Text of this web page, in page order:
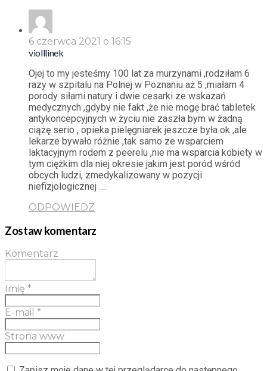
6 czerwca 2021 o 16:15
violllinek
Ojej to my jesteśmy 100 lat za murzynami ,rodziłam 6
razy w szpitalu na Polnej w Poznaniu aż 5 ,miałam 4
porody siłami natury i dwie cesarki ze wskazań
medycznych ,gdyby nie fakt ,że nie mogę brać tabletek
antykoncepcyjnych w życiu nie zaszła bym w żadną
ciążę serio , opieka pielęgniarek jeszcze była ok ,ale
lekarze bywało różnie ,tak samo ze wsparciem
laktacyjnym rodem z peerelu ,nie ma wsparcia kobiety w
tym ciężkim dla niej okresie jakim jest poród wśród
obcych ludzi, zmedykalizowany w pozycji
niefizjologicznej ….
ODPOWIEDZ
Zostaw komentarz
Komentarz
Imię *
E-mail *
Strona www